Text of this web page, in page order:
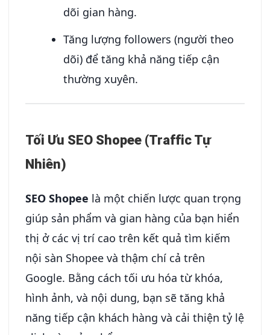
dõi gian hàng.
Tăng lượng followers (người theo
dõi) để tăng khả năng tiếp cận
thường xuyên.
Tối Ưu SEO Shopee (Traffic Tự
Nhiên)
SEO Shopee là một chiến lược quan trọng
giúp sản phẩm và gian hàng của bạn hiển
thị ở các vị trí cao trên kết quả tìm kiếm
nội sàn Shopee và thậm chí cả trên
Google. Bằng cách tối ưu hóa từ khóa,
hình ảnh, và nội dung, bạn sẽ tăng khả
năng tiếp cận khách hàng và cải thiện tỷ lệ